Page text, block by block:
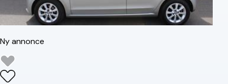
Ny annonce